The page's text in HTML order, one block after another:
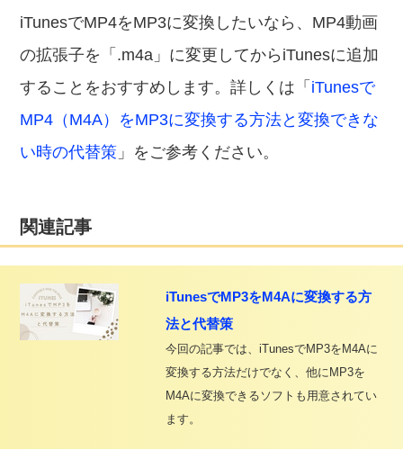
iTunesでMP4をMP3に変換したいなら、MP4動画
の拡張子を「.m4a」に変更してからiTunesに追加
することをおすすめします。詳しくは「 iTunesで
MP4（M4A）をMP3に変換する方法と変換できな
い時の代替策 」をご参考ください。
関連記事
iTunesでMP3をM4Aに変換する方
法と代替策
今回の記事では、iTunesでMP3をM4Aに
変換する方法だけでなく、他にMP3を
M4Aに変換できるソフトも用意されてい
ます。